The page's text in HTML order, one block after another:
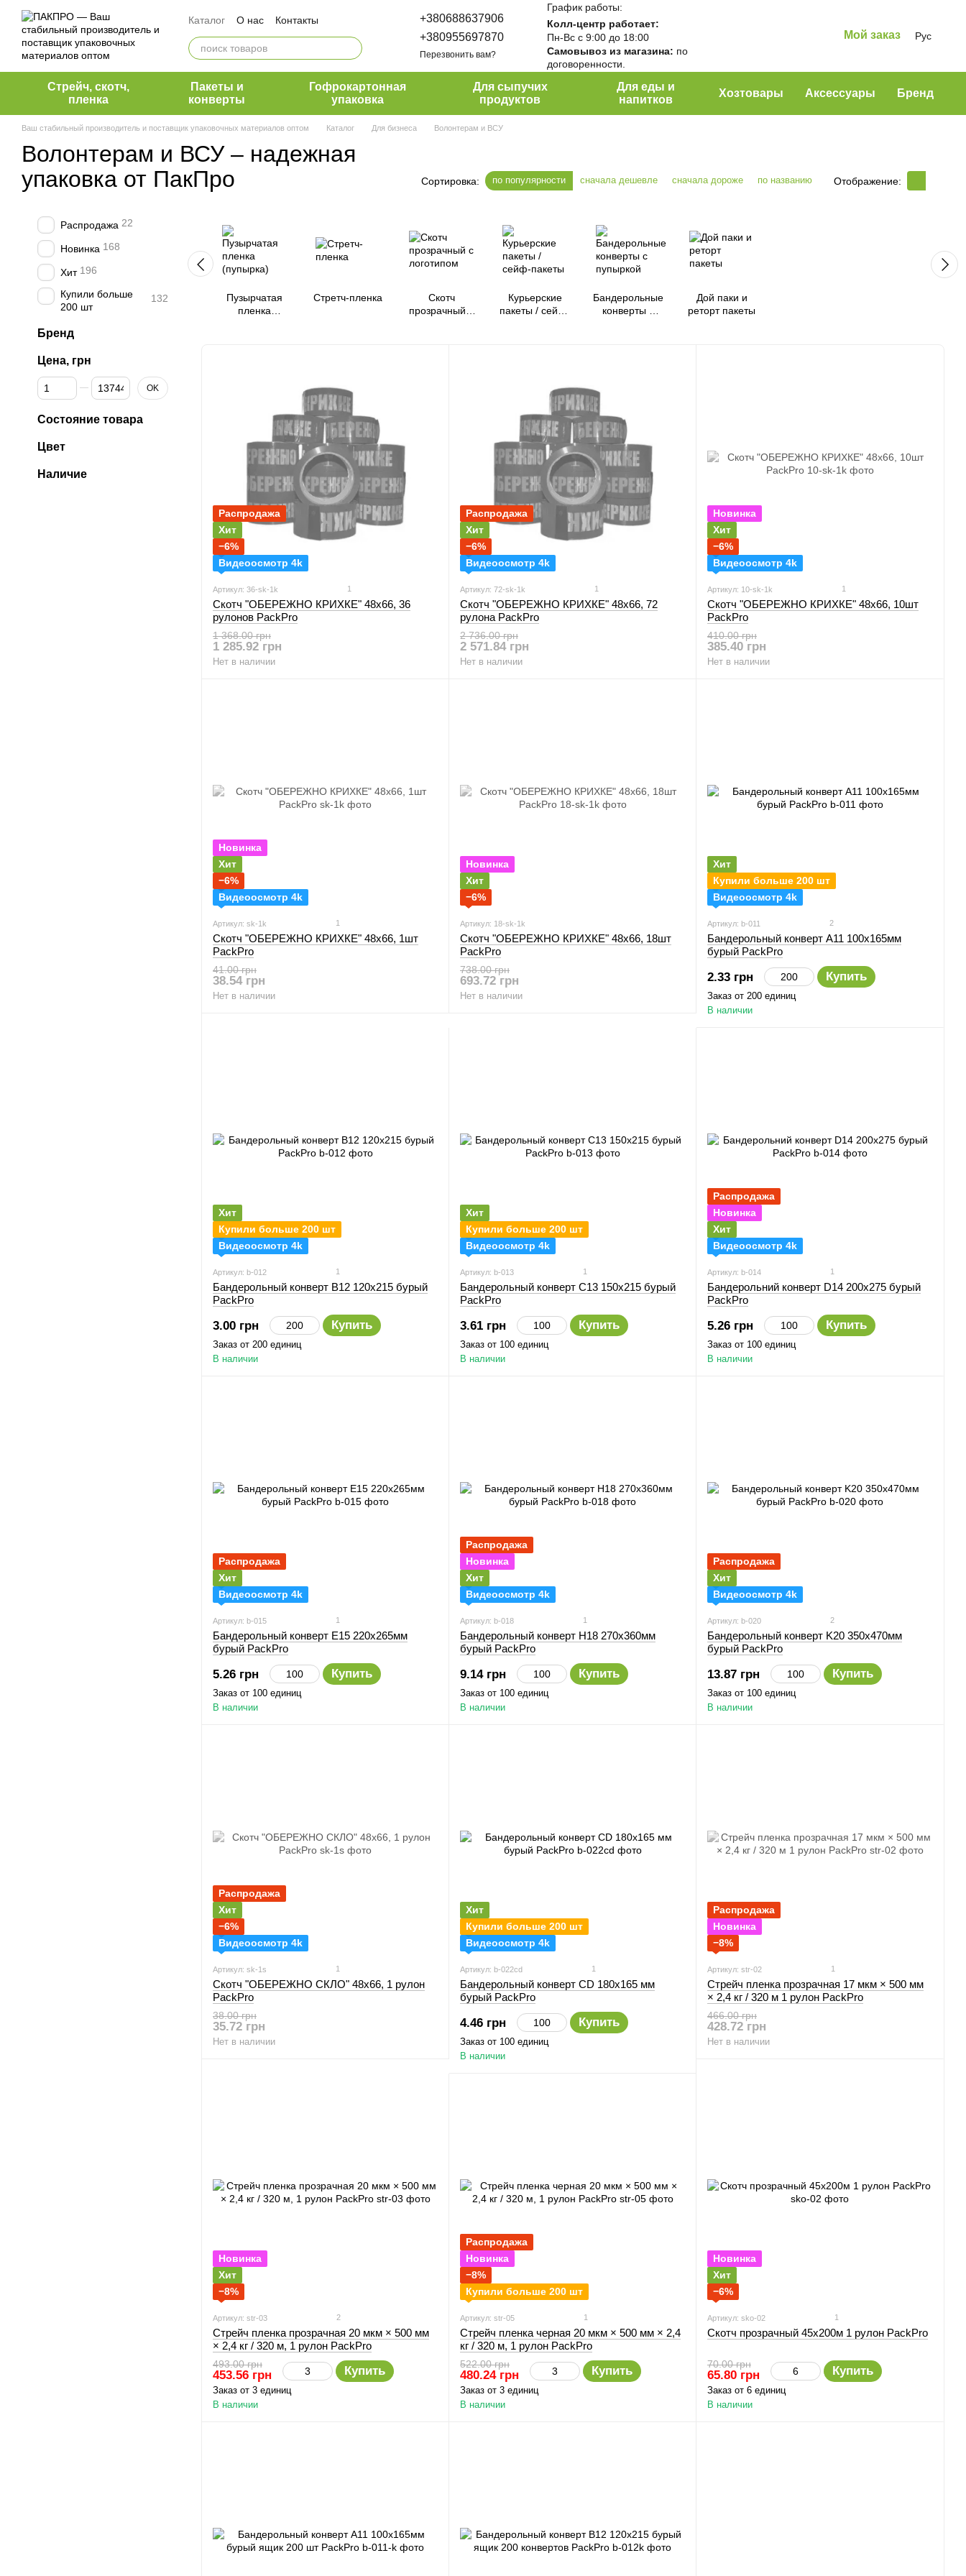
Перейти к основному контенту
Каталог О нас
Контакты
Оплата и доставка
Обмен и возврат
Блог ПакПро
Наши клиенты
+380688637906
+380955697870
Перезвонить вам?
График работы:
Колл-центр работает:
Пн-Вс с 9:00 до 18:00
Самовывоз из магазина: по
договоренности.
Мой заказ Рус
Стрейч, скотч,
пленка
Пакеты и
конверты
Гофрокартонная
упаковка
Для сыпучих
продуктов
Для еды и
напитков
Хозтовары Аксессуары Бренд
Ваш стабильный производитель и поставщик упаковочных материалов оптом Каталог Для бизнеса Волонтерам и ВСУ
Волонтерам и ВСУ – надежная
упаковка от ПакПро
Сортировка: по популярности сначала дешевле сначала дороже по названию Отображение:
Пузырчатая
пленка
Стретч-пленка
Скотч
прозрачный с
Курьерские
пакеты / сейф-
Бандерольные
конверты с
Дой паки и
реторт пакеты
Распродажа
Хит
−6%
Видеоосмотр 4k
Артикул: 36-sk-1k 1
Скотч "ОБЕРЕЖНО КРИХКЕ" 48х66, 36
рулонов PackPro
1 368.00 грн
1 285.92 грн
Нет в наличии
Распродажа
Хит
−6%
Видеоосмотр 4k
Артикул: 72-sk-1k 1
Скотч "ОБЕРЕЖНО КРИХКЕ" 48х66, 72
рулона PackPro
2 736.00 грн
2 571.84 грн
Нет в наличии
Новинка
Хит
−6%
Видеоосмотр 4k
Артикул: 10-sk-1k 1
Скотч "ОБЕРЕЖНО КРИХКЕ" 48х66, 10шт
PackPro
410.00 грн
385.40 грн
Нет в наличии
Новинка
Хит
−6%
Видеоосмотр 4k
Артикул: sk-1k 1
Скотч "ОБЕРЕЖНО КРИХКЕ" 48х66, 1шт
PackPro
41.00 грн
38.54 грн
Нет в наличии
Новинка
Хит
−6%
Артикул: 18-sk-1k
Скотч "ОБЕРЕЖНО КРИХКЕ" 48х66, 18шт
PackPro
738.00 грн
693.72 грн
Нет в наличии
Хит
Купили больше 200 шт
Видеоосмотр 4k
Артикул: b-011 2
Бандерольный конверт A11 100х165мм
бурый PackPro
2.33 грн Купить
Заказ от 200 единиц
В наличии
Хит
Купили больше 200 шт
Видеоосмотр 4k
Артикул: b-012 1
Бандерольный конверт B12 120х215 бурый
PackPro
3.00 грн Купить
Заказ от 200 единиц
В наличии
Хит
Купили больше 200 шт
Видеоосмотр 4k
Артикул: b-013 1
Бандерольный конверт C13 150х215 бурый
PackPro
3.61 грн Купить
Заказ от 100 единиц
В наличии
Распродажа
Новинка
Хит
Видеоосмотр 4k
Артикул: b-014 1
Бандерольний конверт D14 200х275 бурый
PackPro
5.26 грн Купить
Заказ от 100 единиц
В наличии
Распродажа
Хит
Видеоосмотр 4k
Артикул: b-015 1
Бандерольный конверт E15 220х265мм
бурый PackPro
5.26 грн Купить
Заказ от 100 единиц
В наличии
Распродажа
Новинка
Хит
Видеоосмотр 4k
Артикул: b-018 1
Бандерольный конверт H18 270х360мм
бурый PackPro
9.14 грн Купить
Заказ от 100 единиц
В наличии
Распродажа
Хит
Видеоосмотр 4k
Артикул: b-020 2
Бандерольный конверт K20 350х470мм
бурый PackPro
13.87 грн Купить
Заказ от 100 единиц
В наличии
Распродажа
Хит
−6%
Видеоосмотр 4k
Артикул: sk-1s 1
Скотч "ОБЕРЕЖНО СКЛО" 48х66, 1 рулон
PackPro
38.00 грн
35.72 грн
Нет в наличии
Хит
Купили больше 200 шт
Видеоосмотр 4k
Артикул: b-022cd 1
Бандерольный конверт CD 180х165 мм
бурый PackPro
4.46 грн Купить
Заказ от 100 единиц
В наличии
Распродажа
Новинка
−8%
Артикул: str-02 1
Стрейч пленка прозрачная 17 мкм × 500 мм
× 2,4 кг / 320 м 1 рулон PackPro
466.00 грн
428.72 грн
Нет в наличии
Новинка
Хит
−8%
Артикул: str-03 2
Стрейч пленка прозрачная 20 мкм × 500 мм
× 2,4 кг / 320 м, 1 рулон PackPro
493.00 грн
453.56 грн Купить
Заказ от 3 единиц
В наличии
Распродажа
Новинка
−8%
Купили больше 200 шт
Артикул: str-05 1
Стрейч пленка черная 20 мкм × 500 мм × 2,4
кг / 320 м, 1 рулон PackPro
522.00 грн
480.24 грн Купить
Заказ от 3 единиц
В наличии
Новинка
Хит
−6%
Артикул: sko-02 1
Скотч прозрачный 45х200м 1 рулон PackPro
70.00 грн
65.80 грн Купить
Заказ от 6 единиц
В наличии
Распродажа 22
Новинка 168
Хит 196
Купили больше
200 шт
132
Бренд
Цена, грн
От Цена, грн
До Цена, грн OK
Состояние товара
Цвет
Наличие